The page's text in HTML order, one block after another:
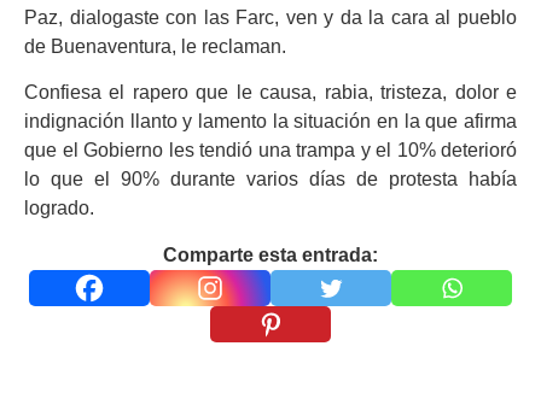
Paz, dialogaste con las Farc, ven y da la cara al pueblo
de Buenaventura, le reclaman.
Confiesa el rapero que le causa, rabia, tristeza, dolor e
indignación llanto y lamento la situación en la que afirma
que el Gobierno les tendió una trampa y el 10% deterioró
lo que el 90% durante varios días de protesta había
logrado.
Comparte esta entrada: